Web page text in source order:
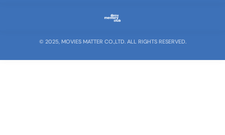
© 2025, MOVIES MATTER CO.,LTD. ALL RIGHTS RESERVED.